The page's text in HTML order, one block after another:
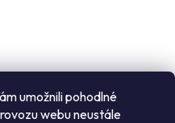
umožnili pohodlné
webu neustále